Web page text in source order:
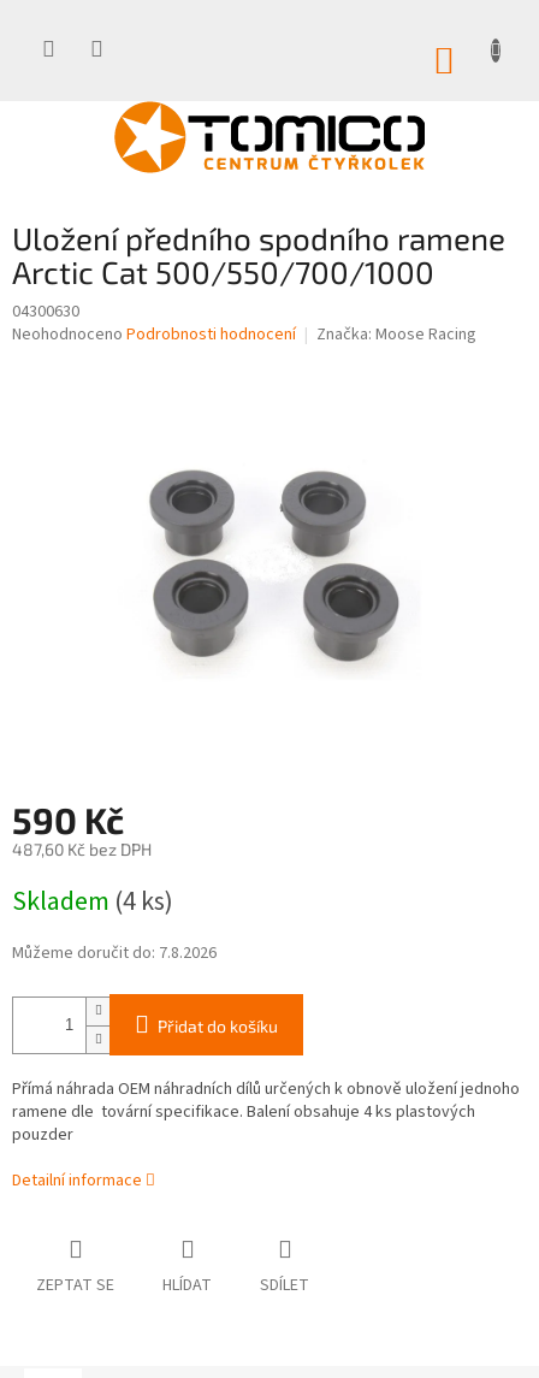
Uložení předního spodního ramene
Arctic Cat 500/550/700/1000
04300630
Průměrné
Neohodnoceno Podrobnosti hodnocení Značka: Moose Racing
590 Kč
487,60 Kč bez DPH
cena:
Skladem (4 ks)
Můžeme doručit do: 7.8.2026
Přidat do košíku
Přímá náhrada OEM náhradních dílů určených k obnově uložení jednoho
ramene dle tovární specifikace. Balení obsahuje 4 ks plastových
pouzder
Detailní informace
ZEPTAT SE HLÍDAT SDÍLET